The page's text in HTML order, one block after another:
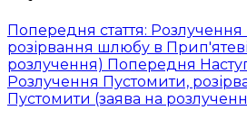
Попередня стаття:
розірвання шлюбу в
розлучення) Попередня
Розлучення Пустомити,
Пустомити (заява на